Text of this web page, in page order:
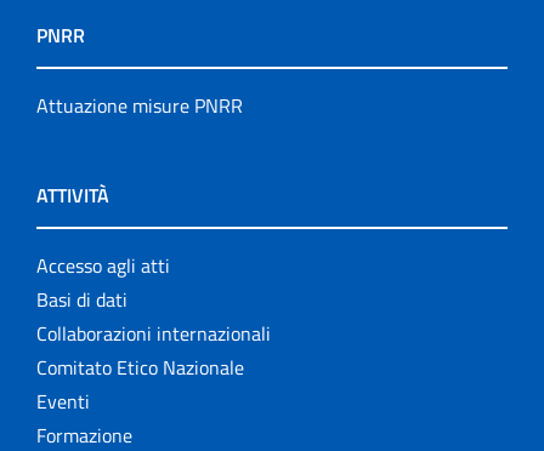
PNRR
Attuazione misure PNRR
ATTIVITÀ
Accesso agli atti
Basi di dati
Collaborazioni internazionali
Comitato Etico Nazionale
Eventi
Formazione